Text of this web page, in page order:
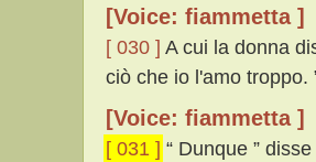
[Voice: fiammetta ]
[ 030 ] A cui la donna
ciò che io l'amo troppo.
[Voice: fiammetta ]
[ 031 ] “ Dunque ”